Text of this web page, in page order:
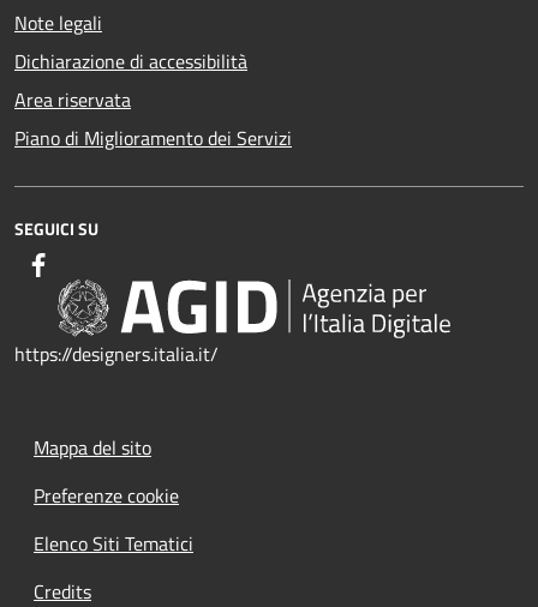
Note legali
Dichiarazione di accessibilità
Area riservata
Piano di Miglioramento dei Servizi
SEGUICI SU
https://designers.italia.it/
Mappa del sito
Preferenze cookie
Elenco Siti Tematici
Credits